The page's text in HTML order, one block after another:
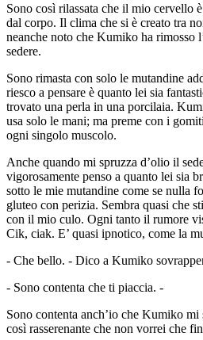
Sono così rilassata che il mio cervello
dal corpo. Il clima che si è creato tra
neanche noto che Kumiko ha rimosso
sedere.
Sono rimasta con solo le mutandine
riesco a pensare è quanto lei sia
trovato una perla in una porcilaia.
usa solo le mani; ma preme con i
ogni singolo muscolo.
Anche quando mi spruzza d’olio il
vigorosamente penso a quanto lei sia
sotto le mie mutandine come se nulla
gluteo con perizia. Sembra quasi che
con il mio culo. Ogni tanto il rumore
Cik, ciak. E’ quasi ipnotico, come la
- Che bello. - Dico a Kumiko
- Sono contenta che ti piaccia. -
Sono contenta anch’io che Kumiko
così rasserenante che non vorrei che